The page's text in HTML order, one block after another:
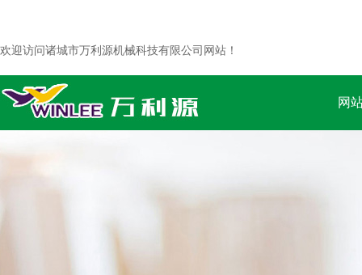
欢迎访问诸城市万利源机械科技有限公司网站！
网